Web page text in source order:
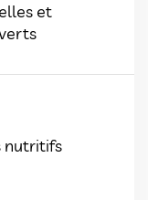
et
nutritifs